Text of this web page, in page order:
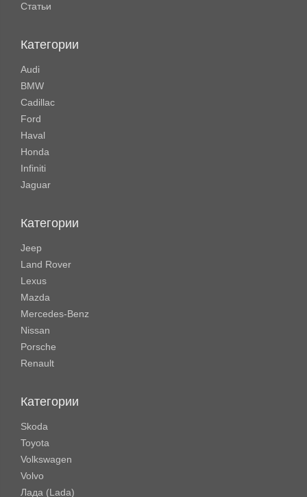
Статьи
Категории
Audi
BMW
Cadillac
Ford
Haval
Honda
Infiniti
Jaguar
Категории
Jeep
Land Rover
Lexus
Mazda
Mercedes-Benz
Nissan
Porsche
Renault
Категории
Skoda
Toyota
Volkswagen
Volvo
Лада (Lada)